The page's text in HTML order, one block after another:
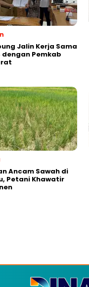
Jalin Kerja Sama
Pemkab
Ancam Sawah di
Petani Khawatir